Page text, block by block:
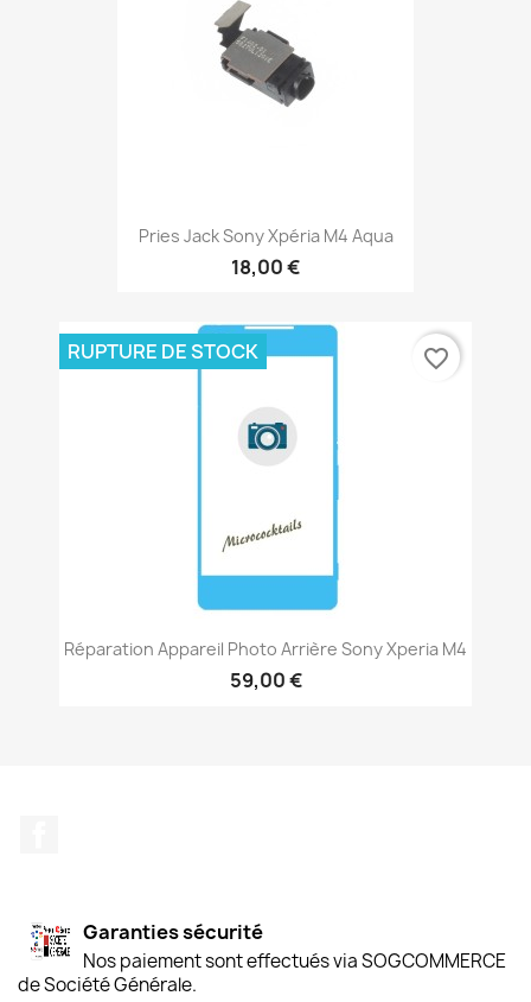
Pries Jack Sony Xpéria M4 Aqua
18,00 €
Réparation Appareil Photo Arrière Sony Xperia M4
59,00 €
RUPTURE DE STOCK favorite_border
Garanties sécurité
Nos paiement sont effectués via SOGCOMMERCE
de Société Générale.